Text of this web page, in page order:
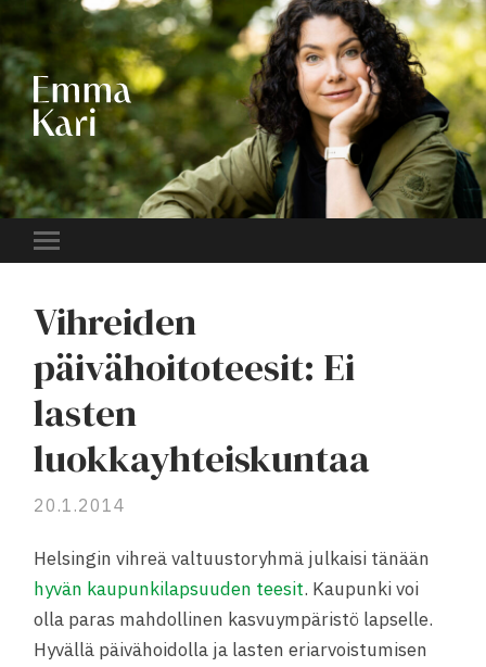
EMMA
KARI
Toggle
Vihreiden
päivähoitoteesit: Ei
lasten
luokkayhteiskuntaa
20.1.2014
Helsingin vihreä valtuustoryhmä julkaisi tänään
hyvän kaupunkilapsuuden teesit. Kaupunki voi
olla paras mahdollinen kasvuympäristö lapselle.
Hyvällä päivähoidolla ja lasten eriarvoistumisen